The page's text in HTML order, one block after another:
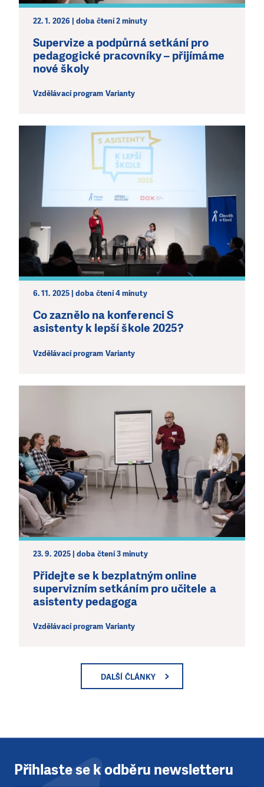
22. 1. 2026 | doba čtení 2 minuty
Supervize a podpůrná setkání pro
pedagogické pracovníky – přijímáme
nové školy
Vzdělávací program Varianty
6. 11. 2025 | doba čtení 4 minuty
Co zaznělo na konferenci S
asistenty k lepší škole 2025?
Vzdělávací program Varianty
23. 9. 2025 | doba čtení 3 minuty
Přidejte se k bezplatným online
supervizním setkáním pro učitele a
asistenty pedagoga
Vzdělávací program Varianty
DALŠÍ ČLÁNKY
jedním darem nebo se stanete pravidelným dárcem
Klubu přátel, Vaše dary nám umožní pomoci vždy tam,
kde je to nejvíce potřeba.
DAROVAT DAROVAT PRAVIDELNĚ
Přihlaste se k odběru newsletteru